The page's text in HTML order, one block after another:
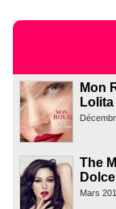
Mon
The
Mars